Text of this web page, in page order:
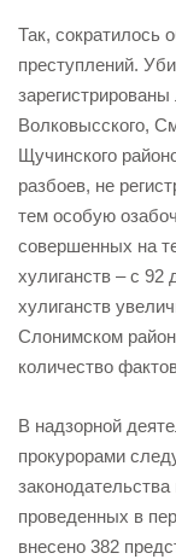
Так, сократилось
преступлений.
Волковысского,
Щучинского
разбоев, не
тем особую
совершенных на
хулиганств – с 92
хулиганств
Слонимском
количество
В надзорной
прокурорами
проведенных в
внесено 382